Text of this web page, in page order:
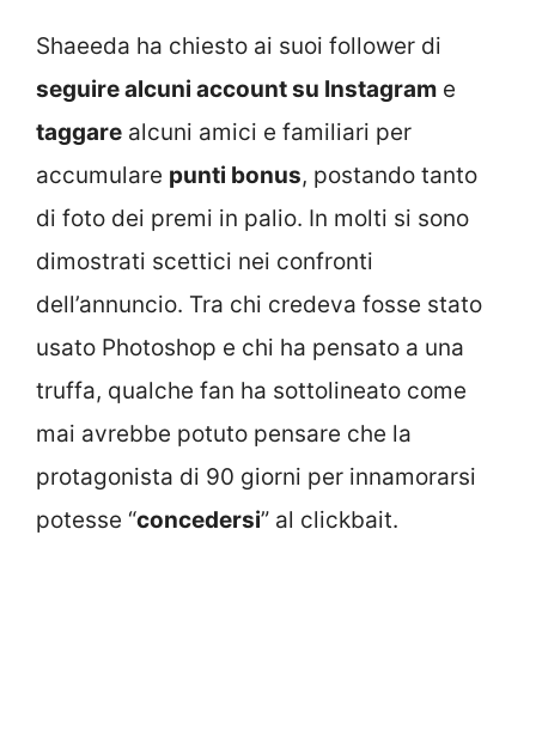
Shaeeda ha chiesto ai suoi follower di
seguire alcuni account su Instagram e
taggare alcuni amici e familiari per
accumulare punti bonus, postando tanto
di foto dei premi in palio. In molti si sono
dimostrati scettici nei confronti
dell’annuncio. Tra chi credeva fosse stato
usato Photoshop e chi ha pensato a una
truffa, qualche fan ha sottolineato come
mai avrebbe potuto pensare che la
protagonista di 90 giorni per innamorarsi
potesse “concedersi” al clickbait.